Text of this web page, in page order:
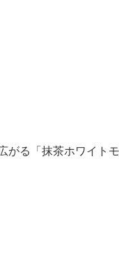
がる「抹茶ホワイト